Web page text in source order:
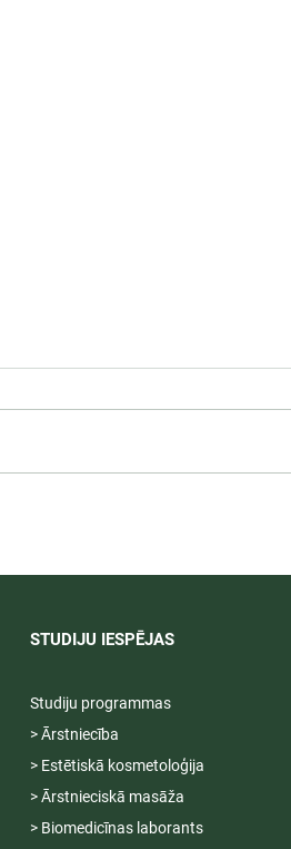
STUDIJU IESPĒJAS
Studiju programmas
> Ārstniecība
> Estētiskā kosmetoloģija
> Ārstnieciskā masāža
> Biomedicīnas laborants